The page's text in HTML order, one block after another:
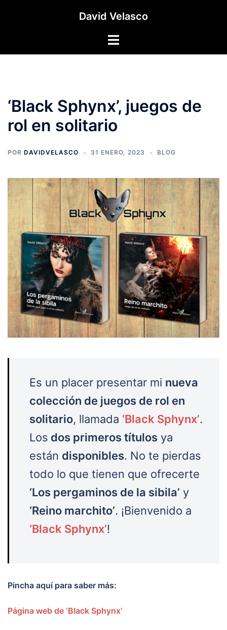
David Velasco
Alternar
‘Black Sphynx’, juegos de
rol en solitario
POR DAVIDVELASCO 31 ENERO, 2023 BLOG
Es un placer presentar mi nueva
colección de juegos de rol en
solitario, llamada ‘Black Sphynx’.
Los dos primeros títulos ya
están disponibles. No te pierdas
todo lo que tienen que ofrecerte
‘Los pergaminos de la sibila’ y
‘Reino marchito’. ¡Bienvenido a
‘Black Sphynx’!
Pincha aquí para saber más:
Página web de ‘Black Sphynx’